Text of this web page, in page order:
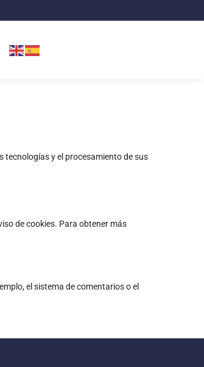
tecnologías y el procesamiento de sus
de cookies. Para obtener más
el sistema de comentarios o el